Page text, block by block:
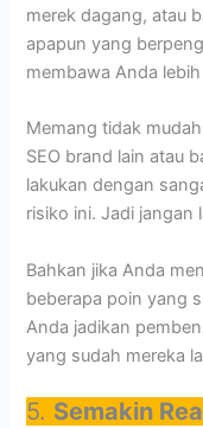
merek dagang, atau
apapun yang
membawa Anda
Memang tidak
SEO brand lain atau
lakukan dengan
risiko ini. Jadi jangan
Bahkan jika Anda
beberapa poin yang
Anda jadikan
yang sudah mereka
5. Semakin